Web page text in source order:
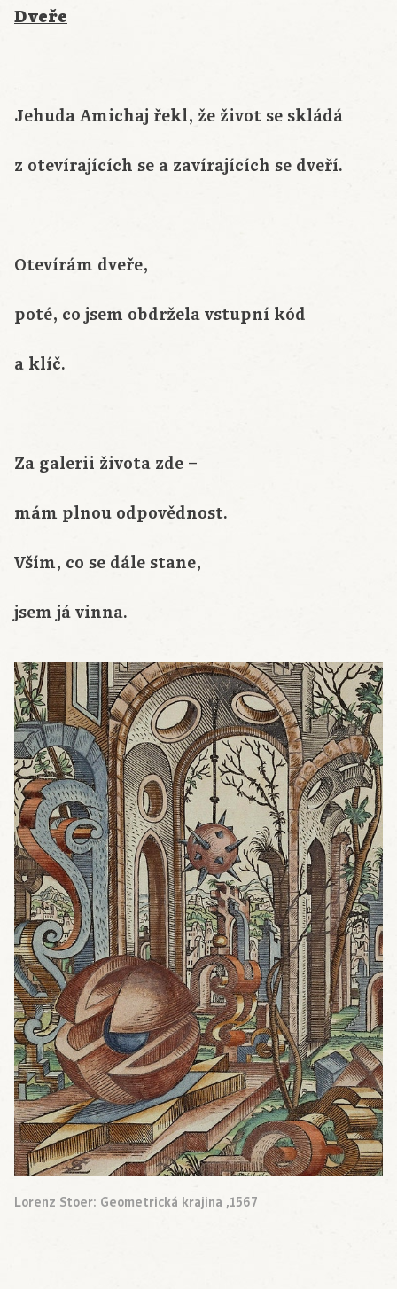
Dveře
Jehuda Amichaj řekl, že život se skládá
z otevírajících se a zavírajících se dveří.
Otevírám dveře,
poté, co jsem obdržela vstupní kód
a klíč.
Za galerii života zde –
mám plnou odpovědnost.
Vším, co se dále stane,
jsem já vinna.
Lorenz Stoer: Geometrická krajina ,1567